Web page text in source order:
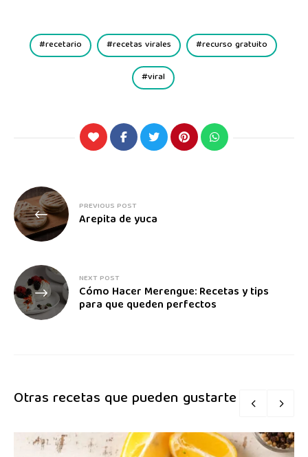
recetario recetas virales recurso gratuito
viral
PREVIOUS POST
Arepita de yuca
NEXT POST
Cómo Hacer Merengue: Recetas y tips
para que queden perfectos
Otras recetas que pueden gustarte